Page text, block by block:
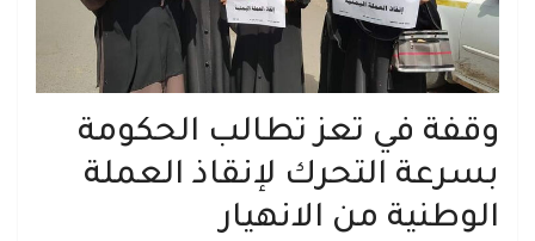
وقفة في تعز تطالب الحكومة
بسرعة التحرك لإنقاذ العملة
الوطنية من الانهيار